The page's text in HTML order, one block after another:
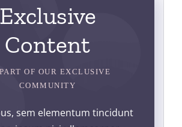
Exclusive
Content
OF OUR EXCLUSIVE
COMMUNITY
sem elementum tincidunt